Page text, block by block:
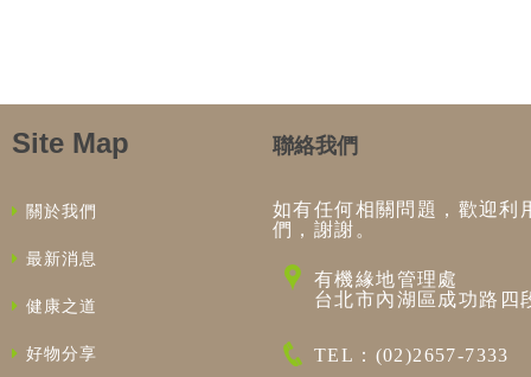
Site Map
關於我們
最新消息
健康之道
好物分享
聯絡我們
如有任何相關問題，歡迎利
們，謝謝。
有機緣地管理處
台北市內湖區成功路四
TEL：(02)2657-7333